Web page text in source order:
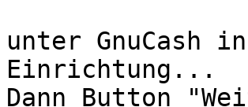
unter GnuCash
Einrichtung...
Dann Button